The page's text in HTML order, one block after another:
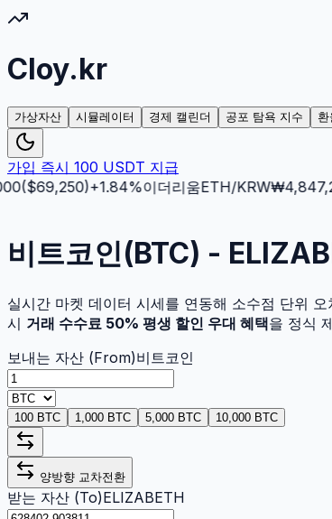
Cloy.kr
가상자산 시뮬레이터 경제 캘린더 공포 탐욕 지수 환
가입 즉시 100 USDT 지급
($69,250)+1.84%이더리움ETH/KRW₩
비트코인(BTC) -
실시간 마켓 데이터 시세를 연동해 소수점 단위
시 거래 수수료 50% 평생 할인 우대 혜택을 정식
보내는 자산 (From)비트코인
100 BTC 1,000 BTC 5,000 BTC 10,000 BTC
양방향 교차전환
받는 자산 (To)ELIZABETH